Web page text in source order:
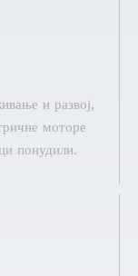
и развој,
моторе
понудили.